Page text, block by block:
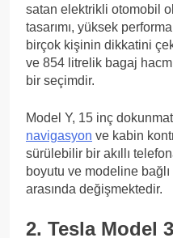
satan elektrikli otomobil
tasarımı, yüksek
birçok kişinin dikkatini
ve 854 litrelik bagaj
bir seçimdir.
Model Y, 15 inç
navigasyon ve kabin
sürülebilir bir akıllı
boyutu ve modeline
arasında değişmektedir.
2. Tesla Model 3